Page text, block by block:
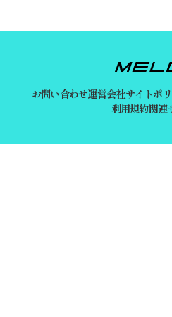
お問い合わせ運営会社サイトポ
利用規約関連